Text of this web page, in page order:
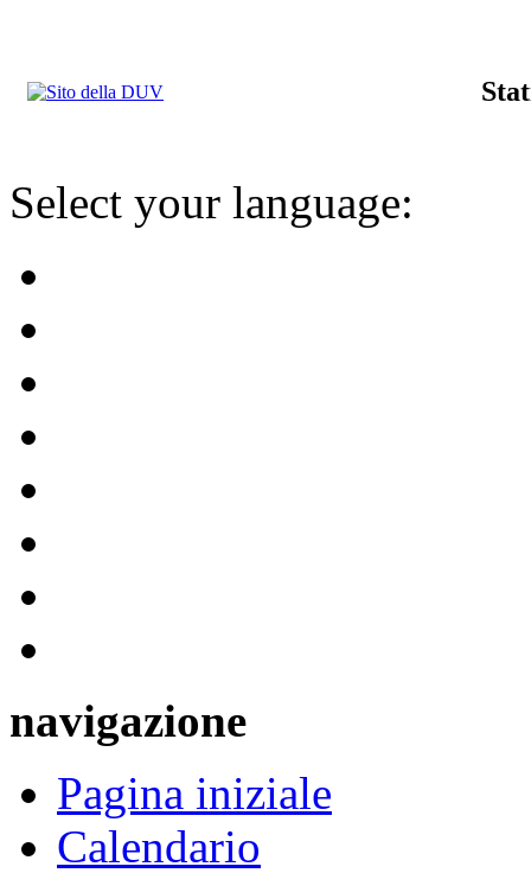
Select your language:
navigazione
Pagina iniziale
Calendario